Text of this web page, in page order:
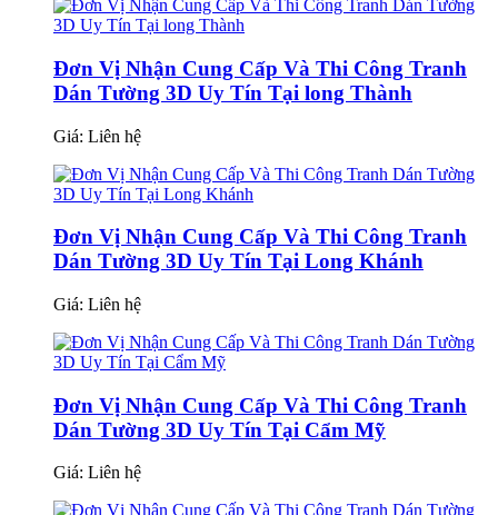
Đơn Vị Nhận Cung Cấp Và Thi Công Tranh
Dán Tường 3D Uy Tín Tại long Thành
Giá: Liên hệ
Đơn Vị Nhận Cung Cấp Và Thi Công Tranh
Dán Tường 3D Uy Tín Tại Long Khánh
Giá: Liên hệ
Đơn Vị Nhận Cung Cấp Và Thi Công Tranh
Dán Tường 3D Uy Tín Tại Cẩm Mỹ
Giá: Liên hệ